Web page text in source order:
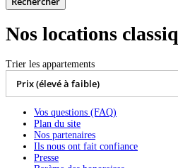
Nos locations
Trier les appartements
Appart hotel lille - Anna
Anna a laissé son empreinte, celle
appartement archi-sexy et archi-